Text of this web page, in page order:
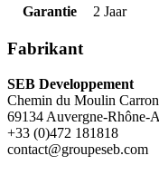
Garantie
2 Jaar
Fabrikant
SEB Developpement
Chemin du Moulin
69134 Auvergne-Rhône-
+33 (0)472 181818
contact@groupeseb.com